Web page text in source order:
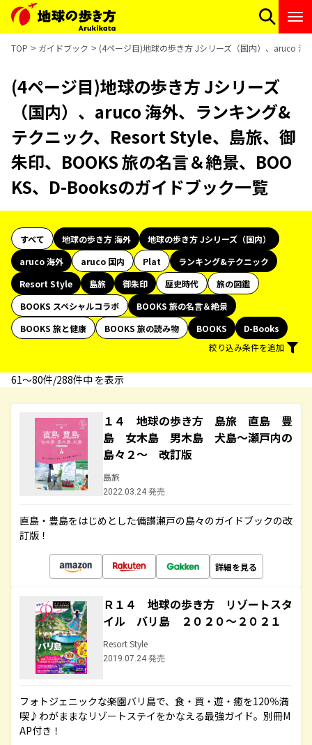
TOP ガイドブック (4ページ目)地球の歩き方 Jシリーズ（国内）、aruco
(4ページ目)地球の歩き方 Jシリーズ
（国内）、aruco 海外、ランキング&
テクニック、Resort Style、島旅、御
朱印、BOOKS 旅の名言＆絶景、BOO
KS、D-Booksのガイドブック一覧
すべて 地球の歩き方 海外
地球の歩き方 Jシリーズ（国内）
aruco 海外
aruco 国内 Plat
ランキング&テクニック
Resort Style
島旅 御朱印 歴史時代
旅の図鑑
BOOKS スペシャルコラボ
BOOKS 旅の名言＆絶景
BOOKS 旅と健康
BOOKS 旅の読み物 BOOKS
D-Books
絞り込み条件を追加
61〜80件/288件中 を表示
１４ 地球の歩き方 島旅 直島 豊
島 女木島 男木島 犬島～瀬戸内の
島々２～ 改訂版
島旅
2022.03.24 発売
直島・豊島をはじめとした備讃瀬戸の島々のガイドブックの改
訂版！
詳細を見る
Ｒ１４ 地球の歩き方 リゾートスタ
イル バリ島 ２０２０～２０２１
Resort Style
2019.07.24 発売
フォトジェニックな楽園バリ島で、食・買・遊・癒を120％満
喫♪わがままなリゾートステイをかなえる最強ガイド。別冊M
AP付き！